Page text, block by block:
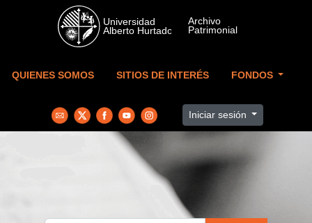
Skip to main content
QUIENES SOMOS SITIOS DE INTERÉS FONDOS
Iniciar sesión